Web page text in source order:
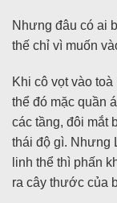
Nhưng đâu có ai
thế chỉ vì muốn
Khi cô vọt vào
thể đó mặc quần
các tầng, đôi mắt
thái độ gì. Nhưng
linh thể thì phấn
ra cây thước của